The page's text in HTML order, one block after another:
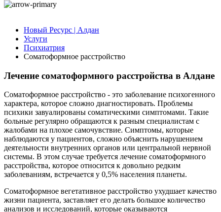
Новый Ресурс | Алдан
Услуги
Психиатрия
Соматоформное расстройство
Лечение соматоформного расстройства в Алдане
Соматоформное расстройство - это заболевание психогенного
характера, которое сложно диагностировать. Проблемы
психики завуалированы соматическими симптомами. Такие
больные регулярно обращаются к разным специалистам с
жалобами на плохое самочувствие. Симптомы, которые
наблюдаются у пациентов, сложно объяснить нарушением
деятельности внутренних органов или центральной нервной
системы. В этом случае требуется лечение соматоформного
расстройства, которое относится к довольно редким
заболеваниям, встречается у 0,5% населения планеты.
Соматоформное вегетативное расстройство ухудшает качество
жизни пациента, заставляет его делать большое количество
анализов и исследований, которые оказываются